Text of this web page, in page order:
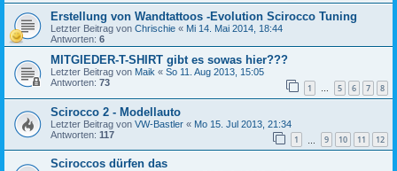
Erstellung von Wandtattoos -Evolution Scirocco Tuning
Letzter Beitrag von Chrischie « Mi 14. Mai 2014, 18:44
Antworten: 6
MITGIEDER-T-SHIRT gibt es sowas hier???
Letzter Beitrag von Maik « So 11. Aug 2013, 15:05
Antworten: 73 1 … 5 6 7 8
Scirocco 2 - Modellauto
Letzter Beitrag von VW-Bastler « Mo 15. Jul 2013, 21:34
Antworten: 117 1 9 10 11 12
Sciroccos dürfen das